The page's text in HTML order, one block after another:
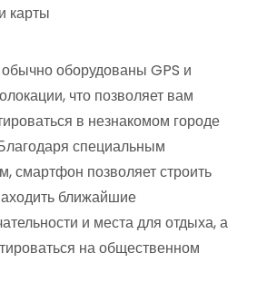
карты
оборудованы GPS и
что позволяет вам
в незнакомом городе
специальным
смартфон позволяет строить
ближайшие
и места для отдыха, а
на общественном